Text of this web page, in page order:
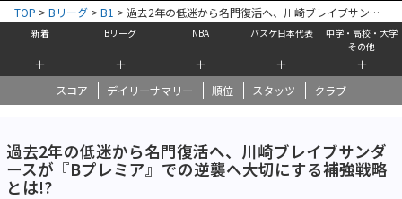
新着
＋
Bリーグ
＋
NBA
＋
バスケ日本代表
＋
中学・高校・大学
その他
＋
スコア デイリーサマリー 順位 スタッツ クラブ
TOP > Bリーグ > B1 > 過去2年の低迷から名門復活へ、川崎ブレイブサンダ
ースが『Bプレミア』での逆襲へ大切にする補強戦略とは!?
過去2年の低迷から名門復活へ、川崎ブレイブサンダ
ースが『Bプレミア』での逆襲へ大切にする補強戦略
とは!?